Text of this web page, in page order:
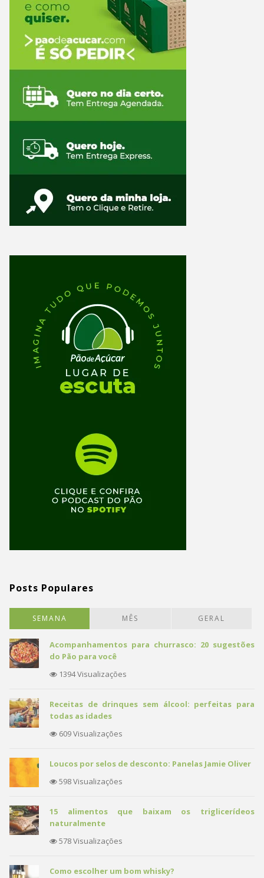
Posts Populares
SEMANA MÊS GERAL
Acompanhamentos para churrasco: 20 sugestões
do Pão para você
1394 Visualizações
Receitas de drinques sem álcool: perfeitas para
todas as idades
609 Visualizações
Loucos por selos de desconto: Panelas Jamie Oliver
598 Visualizações
15 alimentos que baixam os triglicerídeos
naturalmente
578 Visualizações
Como escolher um bom whisky?